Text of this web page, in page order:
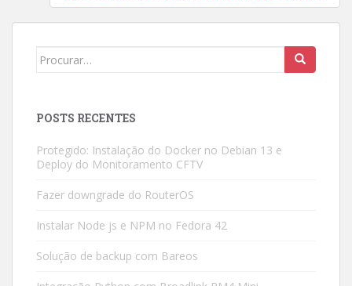
Search
POSTS RECENTES
Protegido: Instalação do Docker no Debian 13 e
Deploy do Monitoramento CFTV
Fazer downgrade do RouterOS
Instalar Node js e NPM no Fedora 42
Solução de backup com Bareos